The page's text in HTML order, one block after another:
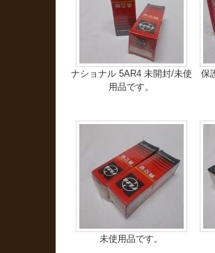
ナショナル 5AR4 未開封/未使
用品です。
保
未使用品です。